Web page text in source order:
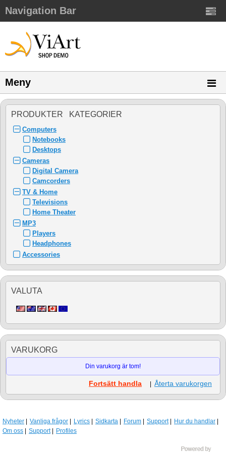
Navigation Bar
Meny
PRODUKTER KATEGORIER
Computers
Notebooks
Desktops
Cameras
Digital Camera
Camcorders
TV & Home
Televisions
Home Theater
MP3
Players
Headphones
Accessories
VALUTA
VARUKORG
Din varukorg är tom!
Fortsätt handla Återta varukorgen
Nyheter Vanliga frågor Lyrics Sidkarta Forum Support
Hur du handlar
Om oss
Support Profiles